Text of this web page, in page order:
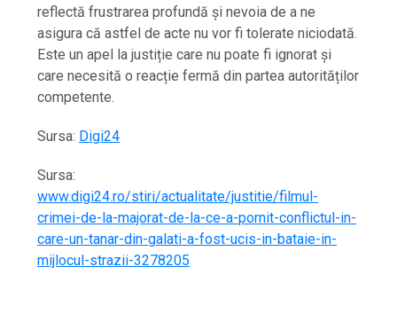
reflectă frustrarea profundă și nevoia de a ne
asigura că astfel de acte nu vor fi tolerate niciodată.
Este un apel la justiție care nu poate fi ignorat și
care necesită o reacție fermă din partea autorităților
competente.
Sursa: Digi24
Sursa:
www.digi24.ro/stiri/actualitate/justitie/filmul-
crimei-de-la-majorat-de-la-ce-a-pornit-conflictul-in-
care-un-tanar-din-galati-a-fost-ucis-in-bataie-in-
mijlocul-strazii-3278205